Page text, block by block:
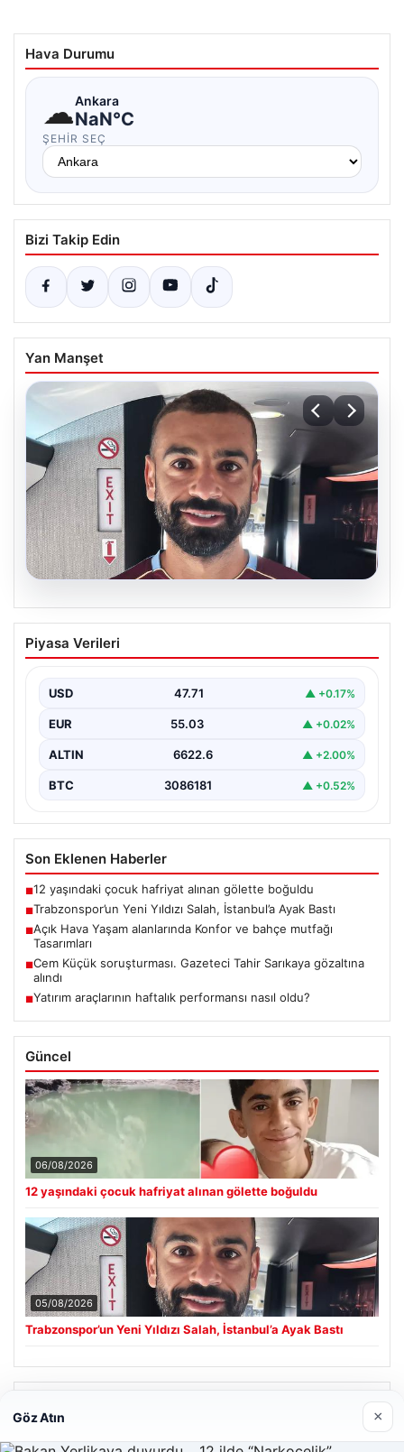
Hava Durumu
☁Ankara
NaN°C
ŞEHIR SEÇ
Bizi Takip Edin
Yan Manşet
05.08.2026
Trabzonspor’un Yeni Yıldızı Salah,
İstanbul’a Ayak Bastı
İstanbul’a iniş yaptı. Havalimanında basın mensupları ve
kulüp…
Piyasa Verileri
USD 47.71 ▲ +0.17%
EUR 55.03 ▲ +0.02%
ALTIN 6622.6 ▲ +2.00%
BTC 3086181 ▲ +0.52%
Son Eklenen Haberler
■12 yaşındaki çocuk hafriyat alınan gölette boğuldu
■Trabzonspor’un Yeni Yıldızı Salah, İstanbul’a Ayak Bastı
■Açık Hava Yaşam alanlarında Konfor ve bahçe mutfağı
Tasarımları
■Cem Küçük soruşturması. Gazeteci Tahir Sarıkaya gözaltına
alındı
■Yatırım araçlarının haftalık performansı nasıl oldu?
Güncel
06/08/2026
12 yaşındaki çocuk hafriyat alınan gölette boğuldu
05/08/2026
Trabzonspor’un Yeni Yıldızı Salah, İstanbul’a Ayak Bastı
Göz Atın ×